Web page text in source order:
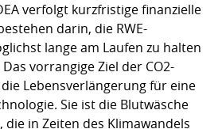
verfolgt kurzfristige finanzielle
darin, die RWE-
lange am Laufen zu halten
vorrangige Ziel der CO2-
Lebensverlängerung für eine
Sie ist die Blutwäsche
in Zeiten des Klimawandels